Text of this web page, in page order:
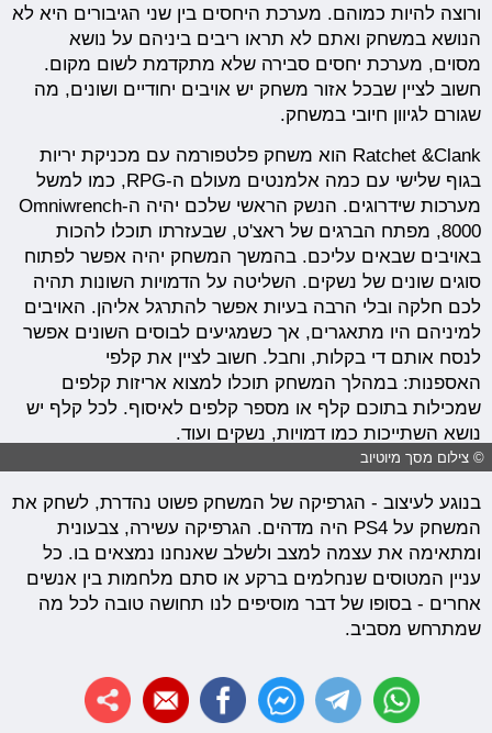
ורוצה להיות כמוהם. מערכת היחסים בין שני הגיבורים היא לא
הנושא במשחק ואתם לא תראו ריבים ביניהם על נושא
מסוים, מערכת יחסים סבירה שלא מתקדמת לשום מקום.
חשוב לציין שבכל אזור משחק יש אויבים יחודיים ושונים, מה
שגורם לגיוון חיובי במשחק.
Ratchet &Clank הוא משחק פלטפורמה עם מכניקת יריות
בגוף שלישי עם כמה אלמנטים מעולם ה-RPG, כמו למשל
מערכות שידרוגים. הנשק הראשי שלכם יהיה ה-Omniwrench
8000, מפתח הברגים של ראצ'ט, שבעזרתו תוכלו להכות
באויבים שבאים עליכם. בהמשך המשחק יהיה אפשר לפתוח
סוגים שונים של נשקים. השליטה על הדמויות השונות תהיה
לכם חלקה ובלי הרבה בעיות אפשר להתרגל אליהן. האויבים
למיניהם היו מתאגרים, אך כשמגיעים לבוסים השונים אפשר
לנסח אותם די בקלות, וחבל. חשוב לציין את קלפי
האספנות: במהלך המשחק תוכלו למצוא אריזות קלפים
שמכילות בתוכם קלף או מספר קלפים לאיסוף. לכל קלף יש
נושא השתייכות כמו דמויות, נשקים ועוד.
© צילום מסך מיוטיוב
בנוגע לעיצוב - הגרפיקה של המשחק פשוט נהדרת, לשחק את
המשחק על PS4 היה מדהים. הגרפיקה עשירה, צבעונית
ומתאימה את עצמה למצב ולשלב שאנחנו נמצאים בו. כל
עניין המטוסים שנחלמים ברקע או סתם מלחמות בין אנשים
אחרים - בסופו של דבר מוסיפים לנו תחושה טובה לכל מה
שמתרחש מסביב.